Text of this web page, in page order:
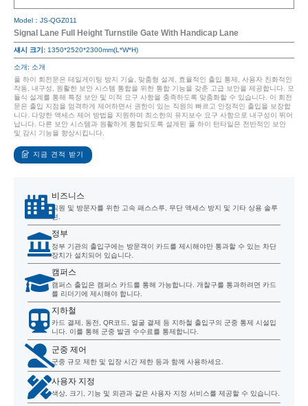
Model：JS-QGZ011
Signal Lane Full Height Turnstile Gate With Handicap Lane
섀시 크기: 1350*2520*2300mm(L*W*H)
소개: 소개
풀 하이 회전문은 테일게이팅 방지 기술, 맞춤형 설계, 효율적인 출입 통제, 사용자 친화적인
작동, 내구성, 원활한 보안 시스템 통합을 위한 통합 기능을 갖춘 고급 보안을 제공합니다. 모
듈식 설계를 통해 특정 보안 및 미적 요구 사항을 충족하도록 맞춤화할 수 있습니다. 이 회전
문은 출입 지점을 엄격하게 제어하면서 권한이 있는 직원의 빠르고 안정적인 출입을 보장합
니다. 다양한 액세스 제어 방법을 지원하며 최소한의 유지보수 요구 사항으로 내구성이 뛰어
납니다. 다른 보안 시스템과 원활하게 통합되도록 설계된 풀 하이 턴타일은 전반적인 보안
및 감시 기능을 향상시킵니다.
지금 견적 받기
비즈니스
직원 및 방문자를 위한 고속 패스스루, 무단 액세스 방지 및 기타 상용 솔루
션.
정부
정부 기관의 출입구에는 방문객이 카드를 제시해야만 통과할 수 있는 차단
장치가 설치되어 있습니다.
캠퍼스
캠퍼스 출입은 캠퍼스 카드를 통해 가능합니다. 개찰구를 통과하려면 카드
를 리더기에 제시해야 합니다.
지하철
카드 결제, 동전, QR코드, 얼굴 결제 등 지하철 출입구의 군중 통제 시설입
니다. 이를 통해 군중 발권 수수료를 통제합니다.
군중 제어
군중 규모 제한 및 입장 시간 제한 등과 함께 사용하세요.
사용자 지정
색상, 크기, 기능 및 외관과 같은 사용자 지정 서비스를 제공할 수 있습니다.